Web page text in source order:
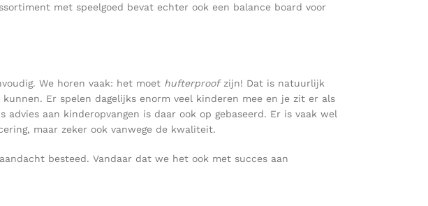
met speelgoed bevat echter ook een balance board voor
We horen vaak: het moet hufterproofzijn! Dat is natuurlijk
Er spelen dagelijks enorm veel kinderen mee en je zit er als
aan kinderopvangen is daar ook op gebaseerd. Er is vaak wel
maar zeker ook vanwege de kwaliteit.
besteed. Vandaar dat we het ook met succes aan